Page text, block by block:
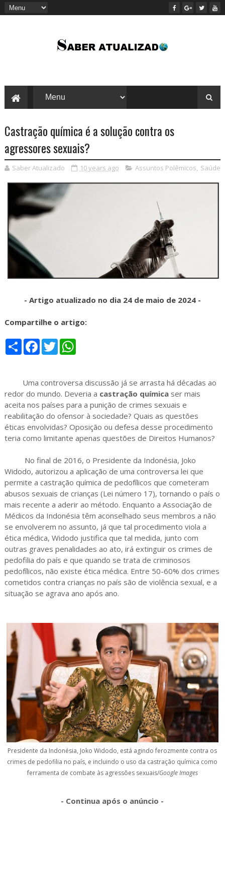
Castração química é a solução contra os
agressores sexuais?
Saber Atualizado 10 years ago Assuntos Polêmicos, Saúde
- Artigo atualizado no dia 24 de maio de 2024 -
Compartilhe o artigo:
S
F
o
o
k
T
w
e
r
W
A
p
p
Uma controversa discussão já se arrasta há décadas ao
redor do mundo. Deveria a castração químicaser mais
aceita nos países para a punição de crimes sexuais e
reabilitação do ofensor à sociedade? Quais as questões
éticas envolvidas? Oposição ou defesa desse procedimento
teria como limitante apenas questões de Direitos Humanos?
No final de 2016, o Presidente da Indonésia, Joko
Widodo, autorizou a aplicação de uma controversa lei que
permite a castração química de pedofílicos que cometeram
abusos sexuais de crianças (Lei número 17), tornando o país o
mais recente a aderir ao método. Enquanto a Associação de
Médicos da Indonésia têm aconselhado seus membros a não
se envolverem no assunto, já que tal procedimento viola a
ética médica, Widodo justifica que tal medida, junto com
outras graves penalidades ao ato, irá extinguir os crimes de
pedofilia do país e que quando se trata de criminosos
pedofílicos, não existe ética médica. Entre 50-60% dos crimes
cometidos contra crianças no país são de violência sexual, e a
situação se agrava ano após ano.
Presidente da Indonésia, Joko Widodo, está agindo ferozmente contra os
crimes de pedofilia no país, e incluindo o uso da castração química como
ferramenta de combate às agressões sexuais/Google Images
- Continua após o anúncio -